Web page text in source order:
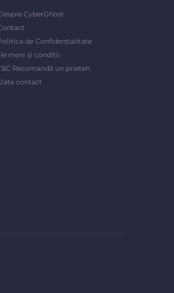
CyberGhost
de Confidențialitate
și condiții
Recomandă un prieten
contact